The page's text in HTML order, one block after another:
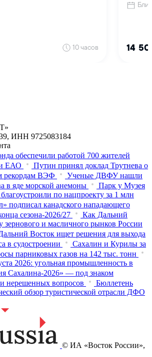
ИНН 9725083184
обеспечили работой 700 жителей
и ЕАО
Путин принял доклад Трутнева о
рекордам ВЭФ
Ученые ДВФУ нашли
в яде морской анемоны
Парк у Музея
по нацпроекту за 1 млн
подписал канадского нападающего
сезона-2026/27
Как Дальний
зернового и масличного рынков России
Восток ищет решения для выхода
в судостроении
Сахалин и Курилы за
парниковых газов на 142 тыс. тонн
2026: угольная промышленность в
Сахалина-2026» — под знаком
нерешенных вопросов
Бюллетень
обзор туристической отрасли ДФО
© ИА «Восток России»,